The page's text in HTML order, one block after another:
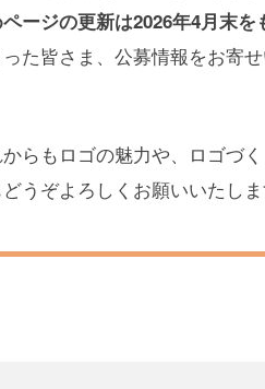
ージの更新は2026年4月末を
た皆さま、公募情報をお寄
らもロゴの魅力や、ロゴづ
うぞよろしくお願いいたしま